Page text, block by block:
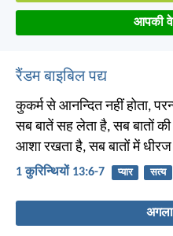
आपकी
रैंडम बाइबिल पद्य
कुकर्म से आनन्दित नहीं होता,
सब बातें सह लेता है, सब बातों की
आशा रखता है, सब बातों में धीरज
1 कुरिन्थियों 13:6-7 प्यार सत्य